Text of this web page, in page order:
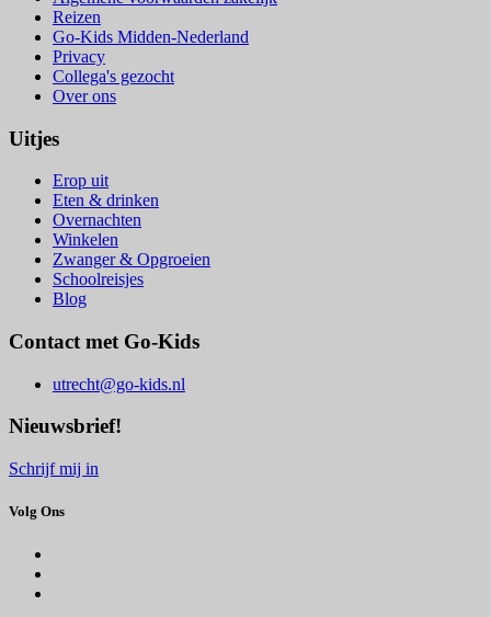
Reizen
Go-Kids Midden-Nederland
Privacy
Collega's gezocht
Over ons
Uitjes
Erop uit
Eten & drinken
Overnachten
Winkelen
Zwanger & Opgroeien
Schoolreisjes
Blog
Contact met Go-Kids
utrecht@go-kids.nl
Nieuwsbrief!
Schrijf mij in
Volg Ons